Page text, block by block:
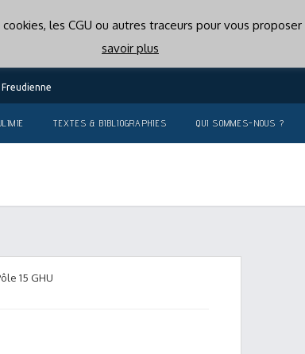
TEXTES & BIBLIOGRAPHIES QUI SOMMES-NOUS ?
15 GHU
les CGU ou autres traceurs pour vous
savoir plus